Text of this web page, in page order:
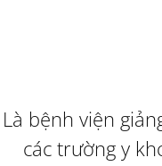
Là bệnh viện
các trường y